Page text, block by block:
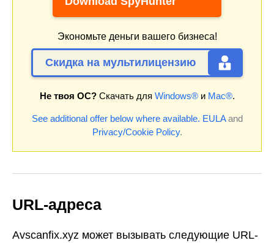
Экономьте деньги вашего бизнеса!
Скидка на мультилицензию
Не твоя ОС?Скачать для Windows®и Mac®.
See additional offer below where available. EULAand
Privacy/Cookie Policy.
URL-адреса
Avscanfix.xyz может вызывать следующие URL-